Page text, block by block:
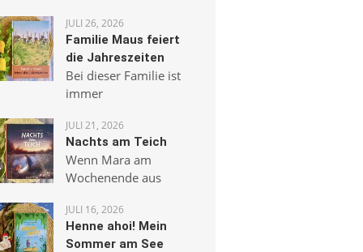
JULI 26, 2026
Familie Maus feiert
die Jahreszeiten
Bei dieser Familie ist
immer
JULI 21, 2026
Nachts am Teich
Wenn Mara am
Wochenende aus
JULI 16, 2026
Henne ahoi! Mein
Sommer am See